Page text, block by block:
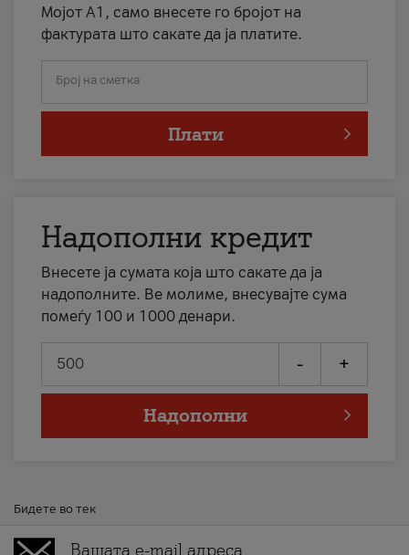
Мојот А1, само внесете го бројот на
фактурата што сакате да ја платите.
Број на сметка
Плати
Надополни кредит
Внесете ја сумата која што сакате да ја
надополните. Ве молиме, внесувајте сума
помеѓу 100 и 1000 денари.
- +
Надополни
Бидете во тек